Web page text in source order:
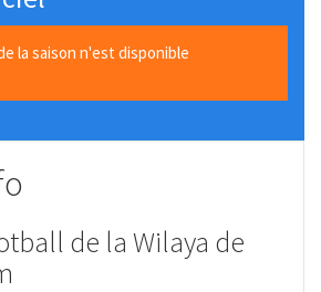
la saison n'est disponible
de la Wilaya de